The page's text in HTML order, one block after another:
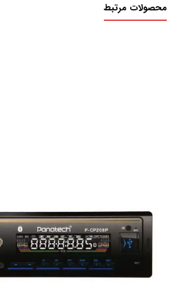
محصولات مرتبط